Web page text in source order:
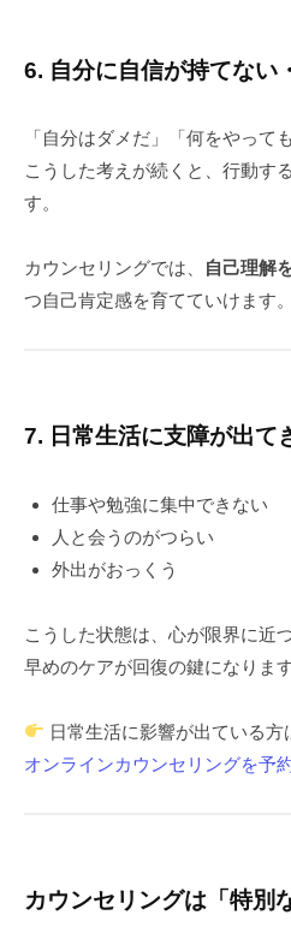
6. 自分に自信が持てない
「自分はダメだ」「何をやって
こうした考えが続くと、行動す
す。
カウンセリングでは、 自己理解
つ自己肯定感を育てていけます。
7. 日常生活に支障が出て
仕事や勉強に集中できない
人と会うのがつらい
外出がおっくう
こうした状態は、心が限界に近
早めのケアが回復の鍵になります
日常生活に影響が出ている方
オンラインカウンセリングを予
カウンセリングは「特別